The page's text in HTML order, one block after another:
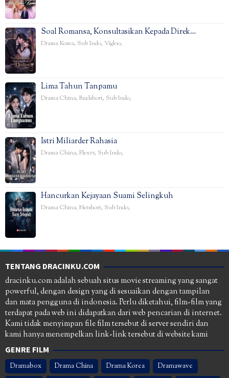
Soal Romansa, Konsultasikan Kepada Direk…
Drama Korea, Sub Indo, Vigloo,
Lima Tahun Tanpamu
Drama China, Reelshort, Sub Indo,
Istri Miliarder Rahasia
Drama China, Flextv, Sub Indo,
Hancurkan Kejayaan Suami Selingkuh
Drama China, Netshort, Sub Indo,
TENTANG DRACINKU.COM
dracinku.com adalah sebuah situs movie streaming yang sangat
powerful, dengan design yang di sesuaikan dengan tampilan
dan mata pengguna di indonesia. Perlu diketahui, film-film yang
terdapat pada web ini didapatkan dari web pencarian di internet.
Kami tidak menyimpan file film tersebut di server sendiri dan
kami hanya menempelkan link-link tersebut di website kami
GENRE FILM
Dramabox Drama China Drama Korea Dramawave